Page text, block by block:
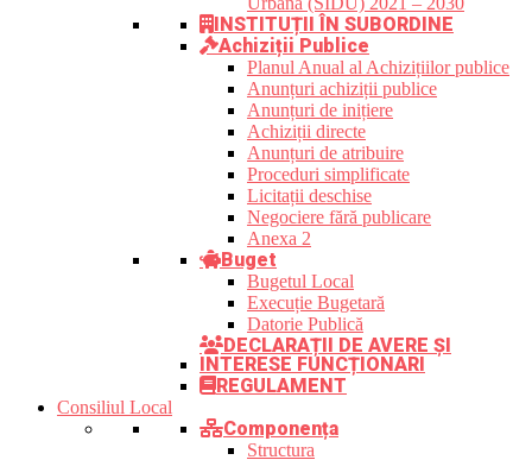
INSTITUȚII ÎN SUBORDINE
Achiziții Publice
Planul Anual al Achizițiilor publice
Anunțuri achiziții publice
Anunțuri de inițiere
Achiziții directe
Anunțuri de atribuire
Proceduri simplificate
Licitații deschise
Negociere fără publicare
Anexa 2
Buget
Bugetul Local
Execuție Bugetară
Datorie Publică
DECLARAȚII DE AVERE ȘI
INTERESE FUNCȚIONARI
REGULAMENT
Consiliul Local
Componența
Structura